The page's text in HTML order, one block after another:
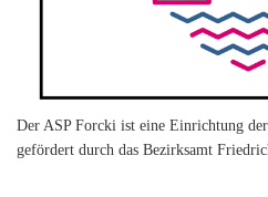
Der ASP Forcki ist eine Einrichtung
gefördert durch das Bezirksamt